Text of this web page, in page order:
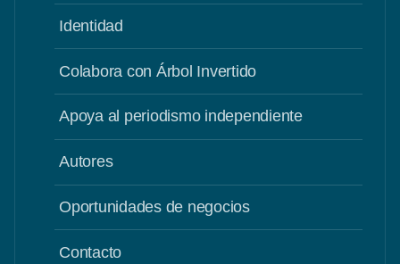
Identidad
Colabora con Árbol Invertido
Apoya al periodismo independiente
Autores
Oportunidades de negocios
Contacto